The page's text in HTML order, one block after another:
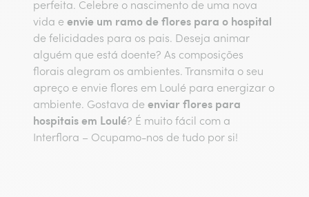
perfeita. Celebre o nascimento de uma nova
vida e envie um ramo de flores para o hospital
de felicidades para os pais. Deseja animar
alguém que está doente? As composições
florais alegram os ambientes. Transmita o seu
apreço e envie flores em Loulé para energizar o
ambiente. Gostava de enviar flores para
hospitais em Loulé? É muito fácil com a
Interflora – Ocupamo-nos de tudo por si!